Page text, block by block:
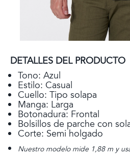
DETALLES DEL PRODUCTO
Tono: Azul
Estilo: Casual
Cuello: Tipo solapa
Manga: Larga
Botonadura: Frontal
Bolsillos de parche con
Corte: Semi holgado
Nuestro modelo mide 1,88 m y